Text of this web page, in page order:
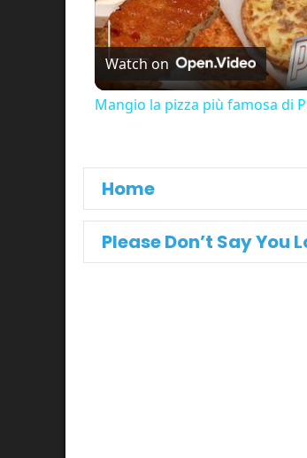
Watch on
Mangio la pizza più famosa di
Home
Please Don’t Say You